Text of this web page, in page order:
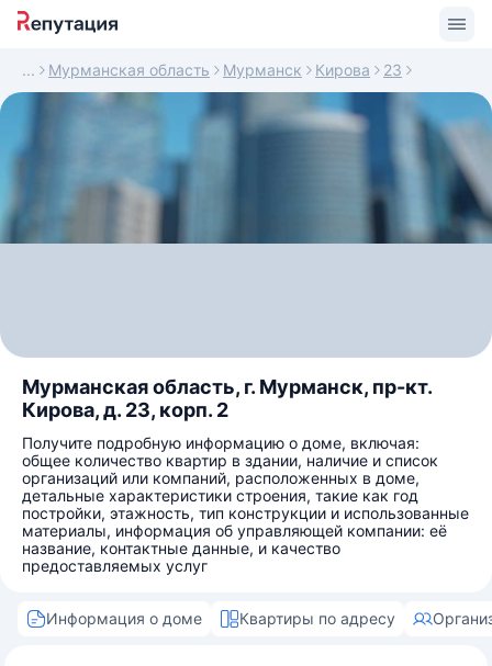
Мурманская область Мурманск Кирова 23
Мурманская область, г. Мурманск, пр-кт.
Кирова, д. 23, корп. 2
Получите подробную информацию о доме, включая:
общее количество квартир в здании, наличие и список
организаций или компаний, расположенных в доме,
детальные характеристики строения, такие как год
постройки, этажность, тип конструкции и использованные
материалы, информация об управляющей компании: её
название, контактные данные, и качество
предоставляемых услуг
Информация о доме Квартиры по адресу